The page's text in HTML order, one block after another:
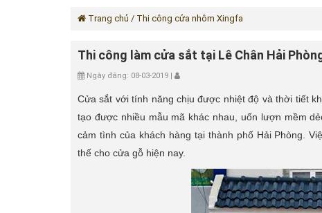
Trang chủ / Thi công cửa nhôm Xingfa
Thi công làm cửa sắt tại Lê Chân Hải
Ngày đăng: 08-03-2019 |
Cửa sắt với tính năng chịu được nhiệt độ và thời tiết
tạo được nhiều mẫu mã khác nhau, uốn lượn mềm
cảm tình của khách hàng tại thành phố Hải Phòng.
thế cho cửa gỗ hiện nay.